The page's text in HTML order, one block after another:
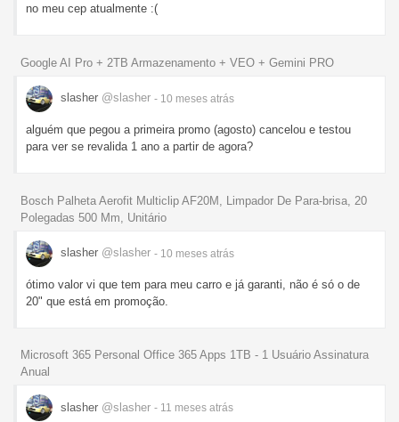
no meu cep atualmente :(
Google AI Pro + 2TB Armazenamento + VEO + Gemini PRO
slasher @slasher - 10 meses atrás
alguém que pegou a primeira promo (agosto) cancelou e testou
para ver se revalida 1 ano a partir de agora?
Bosch Palheta Aerofit Multiclip AF20M, Limpador De Para-brisa, 20
Polegadas 500 Mm, Unitário
slasher @slasher - 10 meses atrás
ótimo valor vi que tem para meu carro e já garanti, não é só o de
20" que está em promoção.
Microsoft 365 Personal Office 365 Apps 1TB - 1 Usuário Assinatura
Anual
slasher @slasher - 11 meses atrás